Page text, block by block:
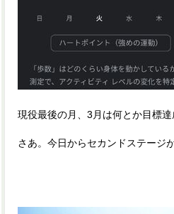
現役最後の月、3月は何とか目標達
さあ。今日からセカンドステージ